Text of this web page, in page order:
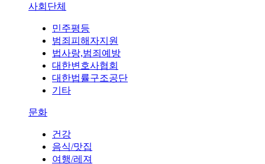
사회단체
민주평등
범죄피해자지원
법사랑,범죄예방
대한변호사협회
대한법률구조공단
기타
문화
건강
음식/맛집
여행/레져